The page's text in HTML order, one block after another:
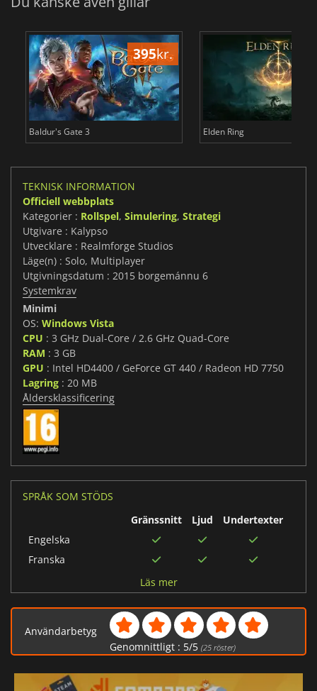
395kr.
Baldur's Gate 3 Elden Ring
TEKNISK INFORMATION
Officiell webbplats
Kategorier : Rollspel, Simulering, Strategi
Utgivare : Kalypso
Utvecklare : Realmforge Studios
Läge(n) : Solo, Multiplayer
Utgivningsdatum : 2015 borgemánnu 6
Systemkrav
Minimi
OS: Windows Vista
CPU : 3 GHz Dual-Core / 2.6 GHz Quad-Core
RAM : 3 GB
GPU : Intel HD4400 / GeForce GT 440 / Radeon HD 7750
Lagring : 20 MB
Åldersklassificering
SPRÅK SOM STÖDS
Gränssnitt
Ljud
Undertexter
Engelska
Franska
Förenklad kinesiska
Polska
Italienska
Läs mer
Användarbetyg
Genomnittligt : 5/5 (25röster)